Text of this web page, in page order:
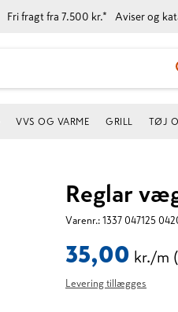
Fri fragt fra 7.500 kr.* Aviser og
VVS OG VARME GRILL TØJ
Reglar
Varenr.: 1337 047125
35,00 kr./m
Levering tillægges